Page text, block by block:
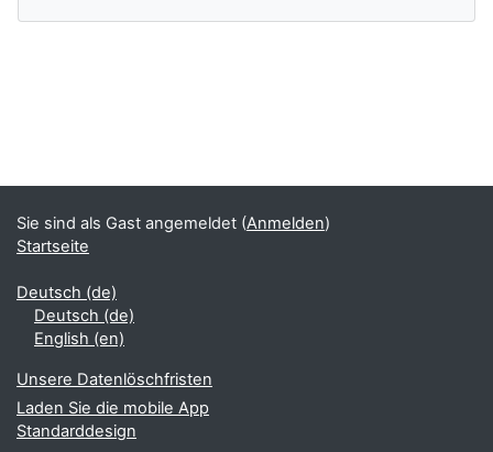
Sie sind als Gast angemeldet (Anmelden)
Startseite
Deutsch ‎(de)‎
Deutsch ‎(de)‎
English ‎(en)‎
Unsere Datenlöschfristen
Laden Sie die mobile App
Standarddesign